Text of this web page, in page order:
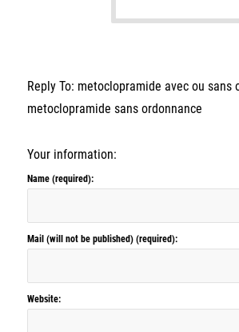
Reply To: metoclopramide avec ou sans
metoclopramide sans ordonnance
Your information:
Name (required):
Mail (will not be published) (required):
Website: